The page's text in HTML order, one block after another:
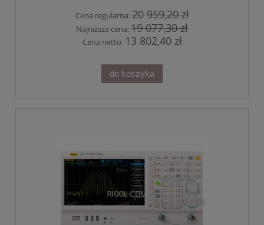
Cena regularna:20 959,20 zł
Najniższa cena:19 077,30 zł
Cena netto: 13 802,40 zł
do koszyka